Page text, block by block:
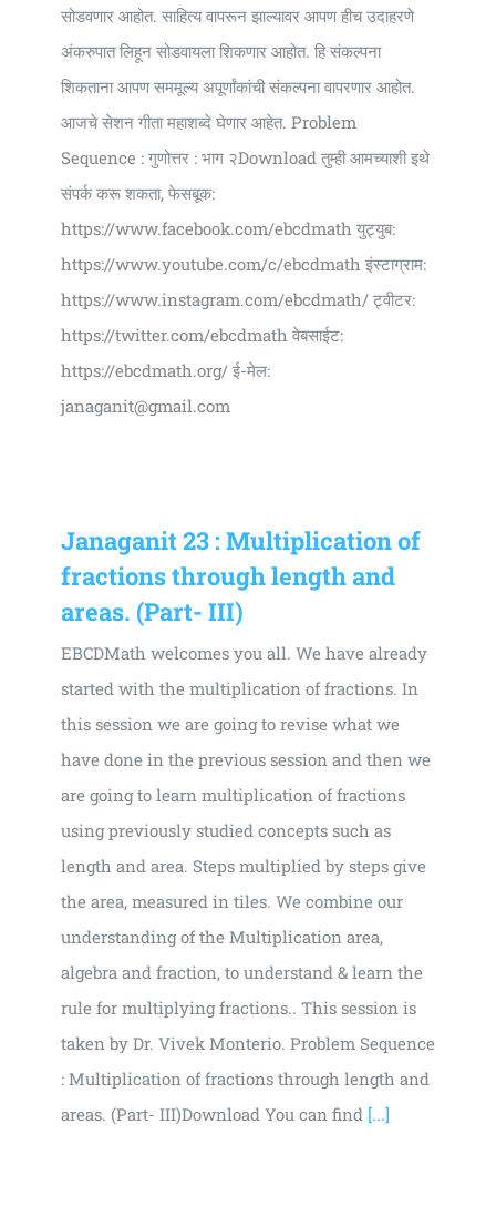
सोडवणार आहोत. साहित्य वापरून झाल्यावर आपण हीच उदाहरणे
अंकरुपात लिहून सोडवायला शिकणार आहोत. हि संकल्पना
शिकताना आपण सममूल्य अपूर्णांकांची संकल्पना वापरणार आहोत.
आजचे सेशन गीता महाशब्दे घेणार आहेत. Problem
Sequence : गुणोत्तर : भाग २Download तुम्ही आमच्याशी इथे
संपर्क करू शकता, फेसबूक:
https://www.facebook.com/ebcdmath युट्युब:
https://www.youtube.com/c/ebcdmath इंस्टाग्राम:
https://www.instagram.com/ebcdmath/ ट्वीटर:
https://twitter.com/ebcdmath वेबसाईट:
https://ebcdmath.org/ ई-मेल:
janaganit@gmail.com
Janaganit 23 : Multiplication of
fractions through length and
areas. (Part- III)
EBCDMath welcomes you all. We have already
started with the multiplication of fractions. In
this session we are going to revise what we
have done in the previous session and then we
are going to learn multiplication of fractions
using previously studied concepts such as
length and area. Steps multiplied by steps give
the area, measured in tiles. We combine our
understanding of the Multiplication area,
algebra and fraction, to understand & learn the
rule for multiplying fractions.. This session is
taken by Dr. Vivek Monterio. Problem Sequence
: Multiplication of fractions through length and
areas. (Part- III)Download You can find [...]